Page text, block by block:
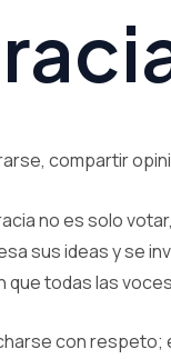
compartir
no es solo
sus ideas y se
todas las
con respeto;